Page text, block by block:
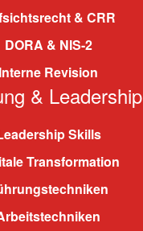
& CRR
DORA & NIS-2
Interne Revision
& Leadership
Skills
Transformation